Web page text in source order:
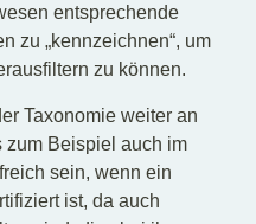
entsprechende
zu „kennzeichnen“, um
zu können.
Taxonomie weiter an
zum Beispiel auch im
sein, wenn ein
ist, da auch